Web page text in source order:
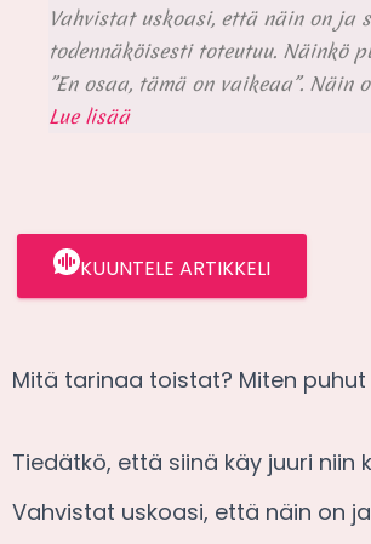
Vahvistat uskoasi, että näin on ja
todennäköisesti toteutuu. Näinkö
”En osaa, tämä on vaikeaa”. Näin
Lue lisää
KUUNTELE ARTIKKELI
Mitä tarinaa toistat? Miten puhut
Tiedätkö, että siinä käy juuri niin
Vahvistat uskoasi, että näin on